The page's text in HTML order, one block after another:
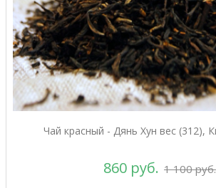
Чай красный - Дянь Хун вес (312),
860 руб. 1 100 руб.